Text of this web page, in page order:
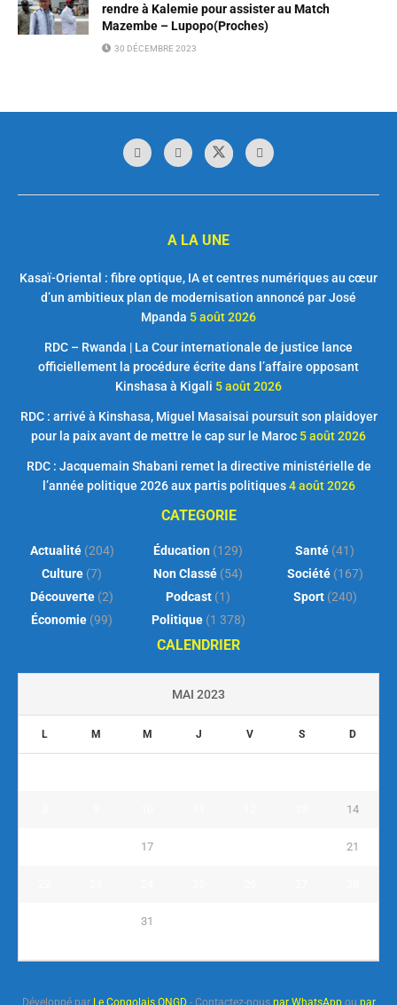
rendre à Kalemie pour assister au Match
Mazembe – Lupopo(Proches)
30 DÉCEMBRE 2023
A LA UNE
Kasaï-Oriental : fibre optique, IA et centres numériques au cœur
d’un ambitieux plan de modernisation annoncé par José
Mpanda 5 août 2026
RDC – Rwanda | La Cour internationale de justice lance
officiellement la procédure écrite dans l’affaire opposant
Kinshasa à Kigali 5 août 2026
RDC : arrivé à Kinshasa, Miguel Masaisai poursuit son plaidoyer
pour la paix avant de mettre le cap sur le Maroc 5 août 2026
RDC : Jacquemain Shabani remet la directive ministérielle de
l’année politique 2026 aux partis politiques 4 août 2026
CATEGORIE
Actualité(204)
Culture (7)
Découverte (2)
Économie (99)
Éducation (129)
Non Classé (54)
Podcast (1)
Politique(1 378)
Santé (41)
Société(167)
Sport(240)
CALENDRIER
MAI 2023
L M M J V S D
14
17 21
31
Développé par Le Congolais ONGD- Contactez-nous par WhatsAppou par